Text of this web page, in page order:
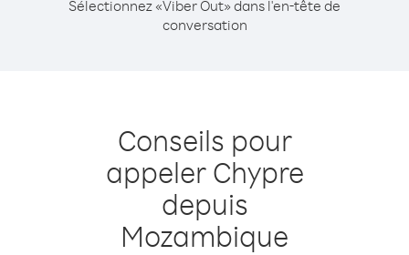
Sélectionnez «Viber Out» dans l'en-tête de
conversation
Conseils pour
appeler Chypre
depuis
Mozambique